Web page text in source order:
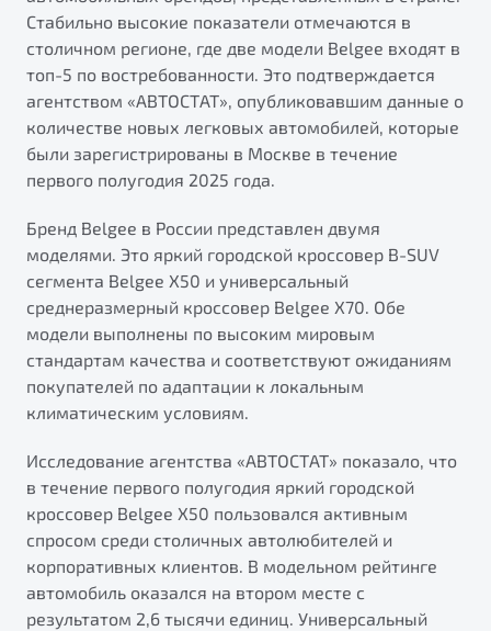
от 1 699 990 ₽*
Обзор В наличии
X70
Универсальный кроссовер
от 2 499 990 ₽*
Подробно
Автомобили в наличии
Тест-драйв
Спецпредложения
Будьте еще более уверены на дорогах с программой
"Помощь на дорогах"
Преимущества программы
Запись на сервис
Калькулятор ТО
Клиентская поддержка
Стабильно высокие показатели отмечаются в
столичном регионе, где две модели Belgee входят в
топ-5 по востребованности. Это подтверждается
агентством «АВТОСТАТ», опубликовавшим данные о
количестве новых легковых автомобилей, которые
были зарегистрированы в Москве в течение
первого полугодия 2025 года.
Бренд Belgee в России представлен двумя
моделями. Это яркий городской кроссовер B-SUV
сегмента Belgee X50 и универсальный
среднеразмерный кроссовер Belgee X70. Обе
модели выполнены по высоким мировым
стандартам качества и соответствуют ожиданиям
покупателей по адаптации к локальным
климатическим условиям.
Исследование агентства «АВТОСТАТ» показало, что
в течение первого полугодия яркий городской
кроссовер Belgee X50 пользовался активным
спросом среди столичных автолюбителей и
корпоративных клиентов. В модельном рейтинге
автомобиль оказался на втором месте с
результатом 2,6 тысячи единиц. Универсальный